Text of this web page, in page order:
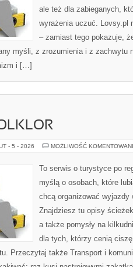
ale też dla zabieganych,
wyrażenia uczuć. Lovsy.pl
– zamiast tego pokazuje,
myśli, z zrozumienia i z zachwytu
i […]
- 5 - 2026 MOŻLIWOŚĆ
To serwis o turystyce po
myślą o osobach, które
chcą organizować wyjazdy
Znajdziesz tu opisy
a także pomysły na
dla tych, którzy cenią
Przeczytaj także Transport i